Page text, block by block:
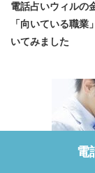
電
電話占いウィルの
「向いている職業
いてみました